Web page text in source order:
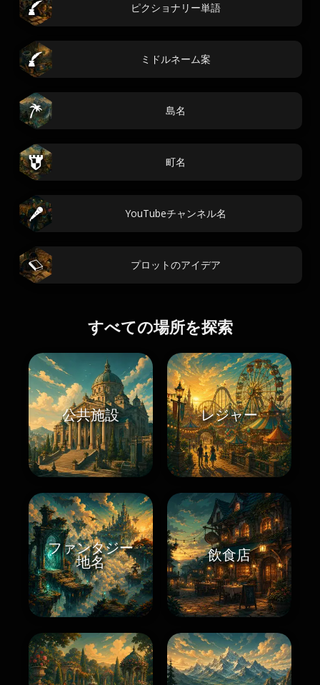
ピクショナリー単語
ミドルネーム案
島名
町名
YouTubeチャンネル名
プロットのアイデア
すべての場所を探索
公共施設 レジャー
ファンタジー
地名
飲食店